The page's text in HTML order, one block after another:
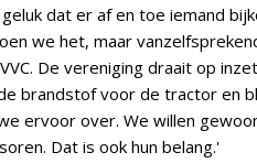
dat er af en toe iemand
we het, maar
De vereniging draait op
brandstof voor de tractor en
ervoor over. We willen
Dat is ook hun belang.'